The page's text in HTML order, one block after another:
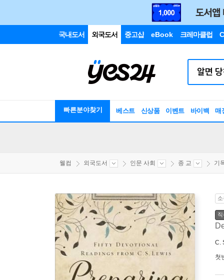
국내도서 외국도서 중고샵 eBook 크레마클럽
빠른분야찾기 베스트 신상품 이벤트 바이백 매
웰컴 외국도서 인문 사회 종 교 기
C.
첫